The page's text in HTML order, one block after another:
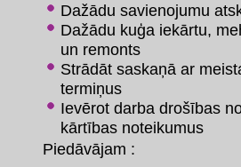
Dažādu savienojumu
Dažādu kuģa iekārtu,
un remonts
Strādāt saskaņā ar
termiņus
Ievērot darba drošības
kārtības noteikumus
Piedāvājam :